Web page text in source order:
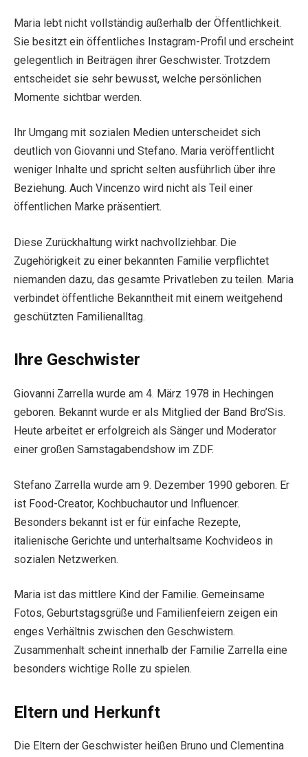
Maria lebt nicht vollständig außerhalb der Öffentlichkeit.
Sie besitzt ein öffentliches Instagram-Profil und erscheint
gelegentlich in Beiträgen ihrer Geschwister. Trotzdem
entscheidet sie sehr bewusst, welche persönlichen
Momente sichtbar werden.
Ihr Umgang mit sozialen Medien unterscheidet sich
deutlich von Giovanni und Stefano. Maria veröffentlicht
weniger Inhalte und spricht selten ausführlich über ihre
Beziehung. Auch Vincenzo wird nicht als Teil einer
öffentlichen Marke präsentiert.
Diese Zurückhaltung wirkt nachvollziehbar. Die
Zugehörigkeit zu einer bekannten Familie verpflichtet
niemanden dazu, das gesamte Privatleben zu teilen. Maria
verbindet öffentliche Bekanntheit mit einem weitgehend
geschützten Familienalltag.
Ihre Geschwister
Giovanni Zarrella wurde am 4. März 1978 in Hechingen
geboren. Bekannt wurde er als Mitglied der Band Bro’Sis.
Heute arbeitet er erfolgreich als Sänger und Moderator
einer großen Samstagabendshow im ZDF.
Stefano Zarrella wurde am 9. Dezember 1990 geboren. Er
ist Food-Creator, Kochbuchautor und Influencer.
Besonders bekannt ist er für einfache Rezepte,
italienische Gerichte und unterhaltsame Kochvideos in
sozialen Netzwerken.
Maria ist das mittlere Kind der Familie. Gemeinsame
Fotos, Geburtstagsgrüße und Familienfeiern zeigen ein
enges Verhältnis zwischen den Geschwistern.
Zusammenhalt scheint innerhalb der Familie Zarrella eine
besonders wichtige Rolle zu spielen.
Eltern und Herkunft
Die Eltern der Geschwister heißen Bruno und Clementina